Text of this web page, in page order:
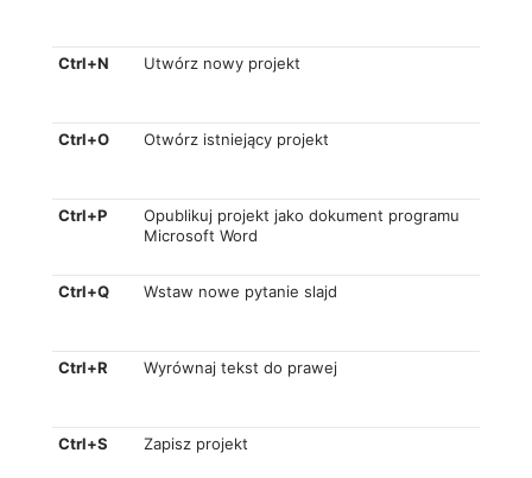
Ctrl+N Utwórz nowy projekt
Ctrl+O Otwórz istniejący projekt
Ctrl+P
Opublikuj projekt jako dokument programu
Microsoft Word
Ctrl+Q Wstaw nowe pytanie slajd
Ctrl+R Wyrównaj tekst do prawej
Ctrl+S Zapisz projekt